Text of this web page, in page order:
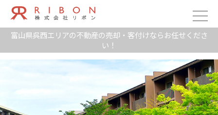
富山県呉西エリアの不動産の売却・客付けならお任せくださ
い！